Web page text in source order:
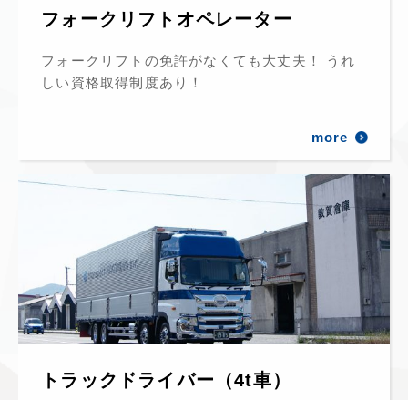
フォークリフトオペレーター
フォークリフトの免許がなくても大丈夫！ うれ
しい資格取得制度あり！
more
トラックドライバー（4t車）